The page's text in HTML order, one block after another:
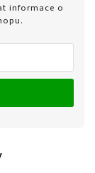
informace o